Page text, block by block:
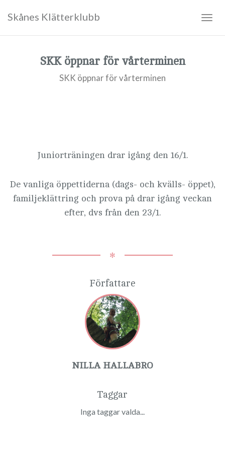
Skånes Klätterklubb
SKK öppnar för vårterminen
SKK öppnar för vårterminen
Juniorträningen drar igång den 16/1.
De vanliga öppettiderna (dags- och kvälls- öppet),
familjeklättring och prova på drar igång veckan
efter, dvs från den 23/1.
✻
Författare
NILLA HALLABRO
Taggar
Inga taggar valda...